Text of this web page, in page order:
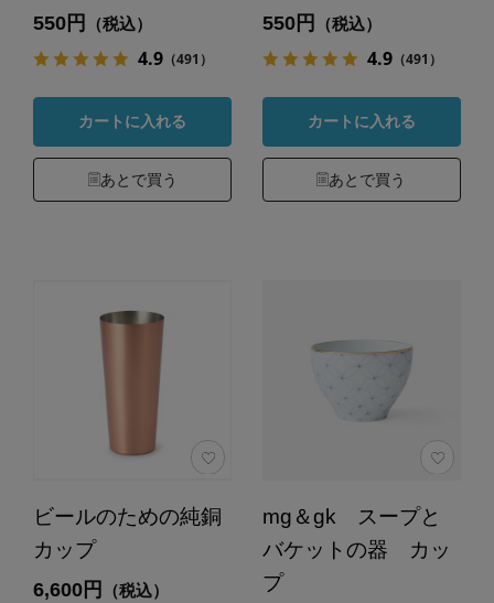
550円 （税込）
4.9（491）
カートに入れる
あとで買う
550円 （税込）
4.9（491）
カートに入れる
あとで買う
ビールのための純銅
カップ
6,600円 （税込）
mg＆gk スープと
バケットの器 カッ
プ